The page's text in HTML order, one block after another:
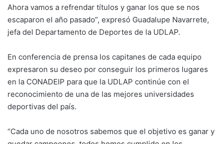
Ahora vamos a refrendar títulos y ganar los que se nos
escaparon el año pasado”, expresó Guadalupe Navarrete,
jefa del Departamento de Deportes de la UDLAP.
En conferencia de prensa los capitanes de cada equipo
expresaron su deseo por conseguir los primeros lugares
en la CONADEIP para que la UDLAP continúe con el
reconocimiento de una de las mejores universidades
deportivas del país.
“Cada uno de nosotros sabemos que el objetivo es ganar y